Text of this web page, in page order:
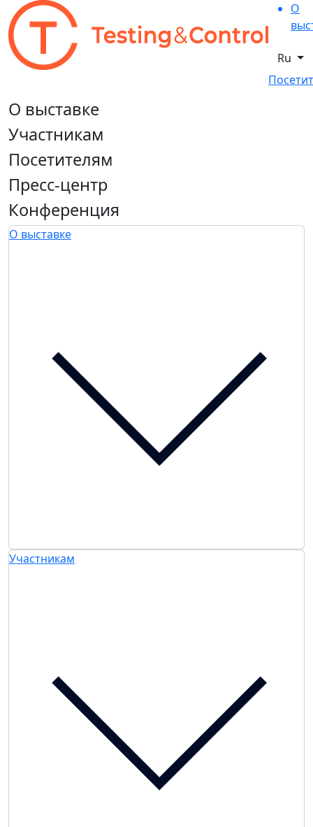
О
Ru
О выставке
Участникам
Посетителям
Пресс-центр
Конференция
О выставке
Участникам